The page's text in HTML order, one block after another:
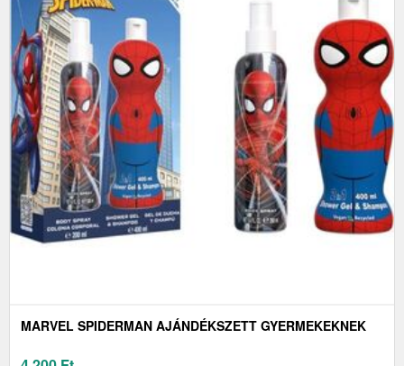
MARVEL SPIDERMAN AJÁNDÉKSZETT GYERMEKEKNEK